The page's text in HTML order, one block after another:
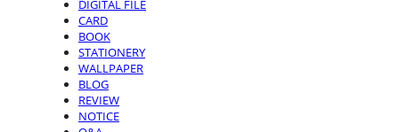
DIGITAL FILE
CARD
BOOK
STATIONERY
WALLPAPER
BLOG
REVIEW
NOTICE